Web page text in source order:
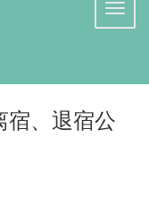
宿、退宿公